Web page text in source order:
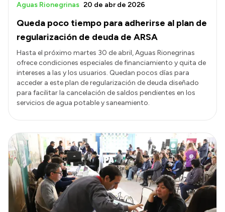
Queda poco tiempo para adherirse al plan de
regularización de deuda de ARSA
Aguas Rionegrinas 20 de abr de 2026
Hasta el próximo martes 30 de abril, Aguas Rionegrinas
ofrece condiciones especiales de financiamiento y quita de
intereses a las y los usuarios. Quedan pocos días para
acceder a este plan de regularización de deuda diseñado
para facilitar la cancelación de saldos pendientes en los
servicios de agua potable y saneamiento.